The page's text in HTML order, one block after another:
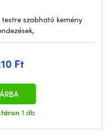
testre szabható kemény
Ft
1 db